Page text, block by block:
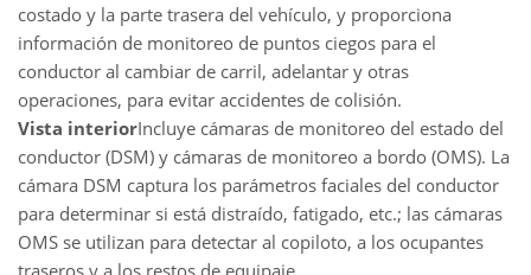
costado y la parte trasera del vehículo, y proporciona
información de monitoreo de puntos ciegos para el
conductor al cambiar de carril, adelantar y otras
operaciones, para evitar accidentes de colisión.
Vista interiorIncluye cámaras de monitoreo del estado del
conductor (DSM) y cámaras de monitoreo a bordo (OMS). La
cámara DSM captura los parámetros faciales del conductor
para determinar si está distraído, fatigado, etc.; las cámaras
OMS se utilizan para detectar al copiloto, a los ocupantes
traseros y a los restos de equipaje.